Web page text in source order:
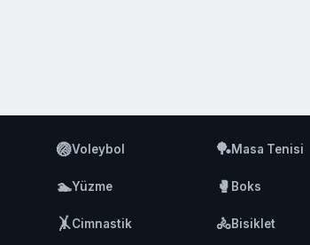
🏐Voleybol 🏓Masa Tenisi
🏊Yüzme 🥊 Boks
🤸Cimnastik 🚴Bisiklet